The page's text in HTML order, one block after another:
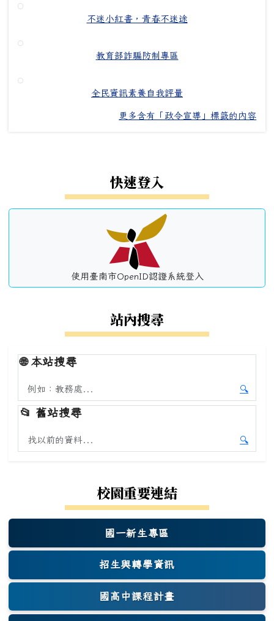
不迷小紅書，青春不迷途
教育部詐騙防制專區
全民資訊素養自我評量
更多含有「政令宣導」標籤的內容
快速登入
使用臺南市OpenID認證系統登入
站內搜尋
🌐本站搜尋
搜尋本站內容
🔍
開始本
📂 舊站搜尋
搜尋舊站內容
🔍
開始舊
校園重要連結
國一新生專區
(另開新視窗)
招生與轉學資訊
國高中課程計畫